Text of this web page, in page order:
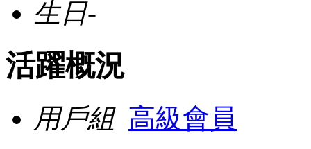
生日-
活躍概況
用戶組 高級會員